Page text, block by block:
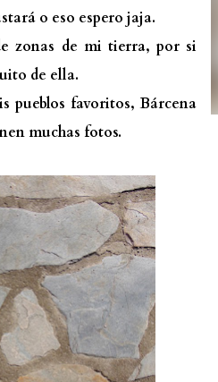
o eso espero jaja.
zonas de mi tierra, por si
de ella.
pueblos favoritos, Bárcena
muchas fotos.